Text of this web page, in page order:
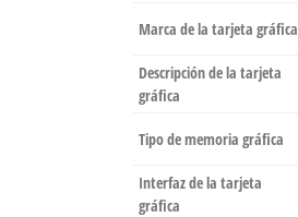
Marca de la tarjeta gráfica
Descripción de la tarjeta
gráfica
Tipo de memoria gráfica
Interfaz de la tarjeta
gráfica